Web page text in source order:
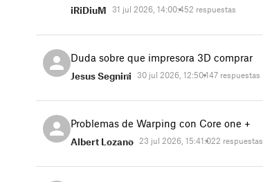
iRiDiuM 31 jul 2026, 14:00:452 respuestas
Duda sobre que impresora 3D comprar
Jesus Segnini 30 jul 2026, 12:50:147 respuestas
Problemas de Warping con Core one +
Albert Lozano 23 jul 2026, 15:41:022 respuestas